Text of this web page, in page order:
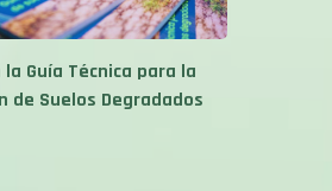
Guía Técnica para la
de Suelos Degradados